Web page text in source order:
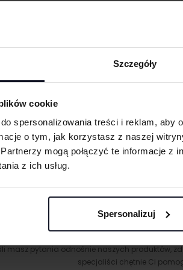
Szczegóły
cookie
spersonalizowania treści i reklam, aby
o tym, jak korzystasz z naszej
mogą połączyć te informacje z
z ich usług.
Spersonalizuj
przy większych
merchu.
wyciętego
na
MASZ PYTANIA? ZAPYTAJ
masz pytania odnośnie naszych produktów,
specjaliści chętnie Ci